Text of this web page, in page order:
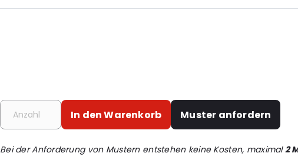
Additional information: Mit Euro-Einsteckfach
Transparency: Vollständig transparent
Material: PET
In den Warenkorb Muster anfordern
Bei der Anforderung von Mustern entstehen keine Kosten, maximal2